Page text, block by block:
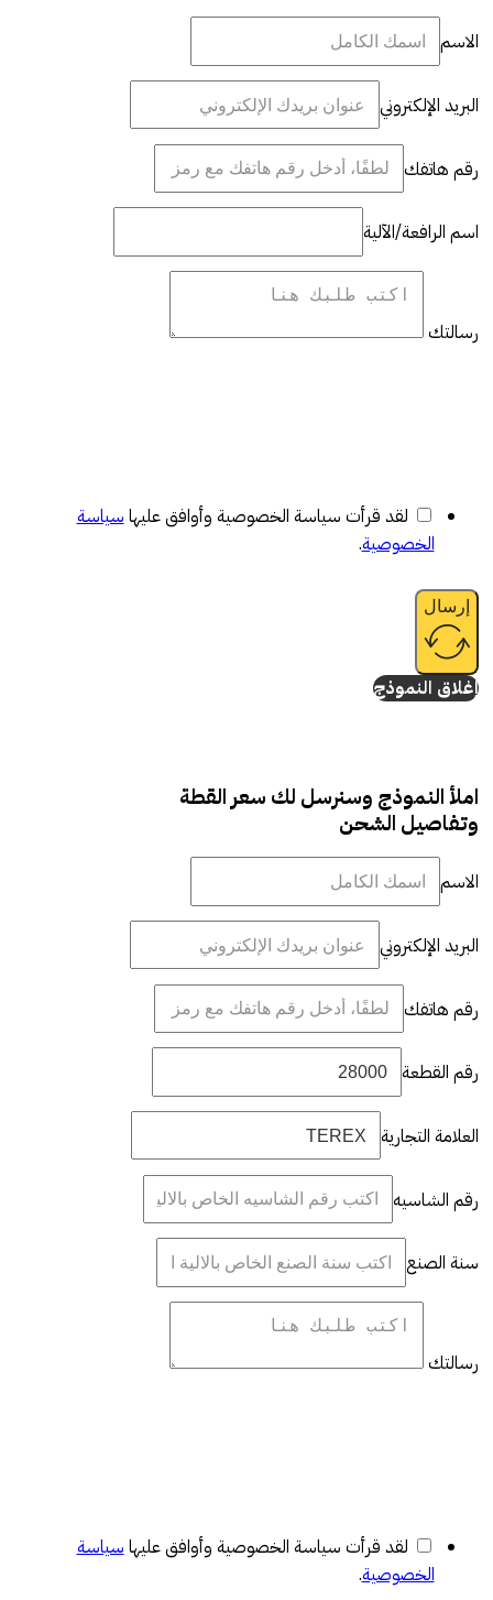
الاسم
البريد الإلكتروني
رقم هاتفك
اسم الرافعة/الآلية
رسالتك
لقد قرأت سياسة الخصوصية وأوافق عليها سياسة
الخصوصية.
إرسال
إغلاق النموذج
املأ النموذج وسنرسل لك سعر القطة
وتفاصيل الشحن
الاسم
البريد الإلكتروني
رقم هاتفك
رقم القطعة
العلامة التجارية
رقم الشاسيه
سنة الصنع
رسالتك
لقد قرأت سياسة الخصوصية وأوافق عليها سياسة
الخصوصية.